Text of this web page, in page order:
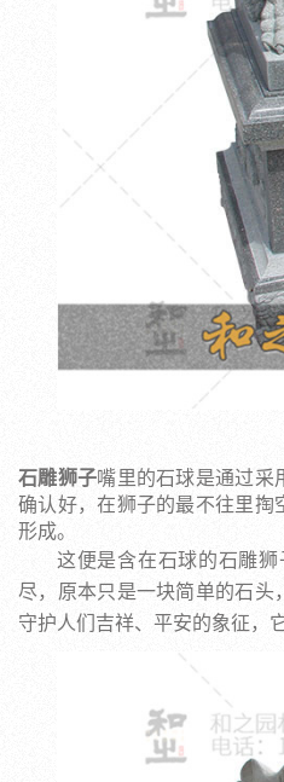
石雕狮子嘴里的石球是通过采
确认好，在狮子的最不往里掏
形成。
这便是含在石球的石雕
尽，原本只是一块简单的石头
守护人们吉祥、平安的象征，